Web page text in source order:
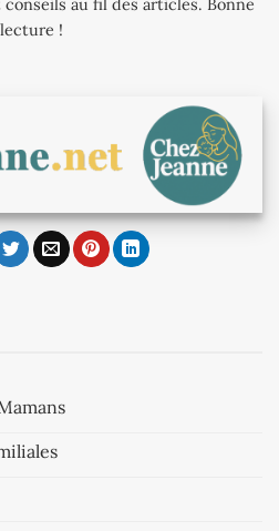
au fil des articles. Bonne
lecture !